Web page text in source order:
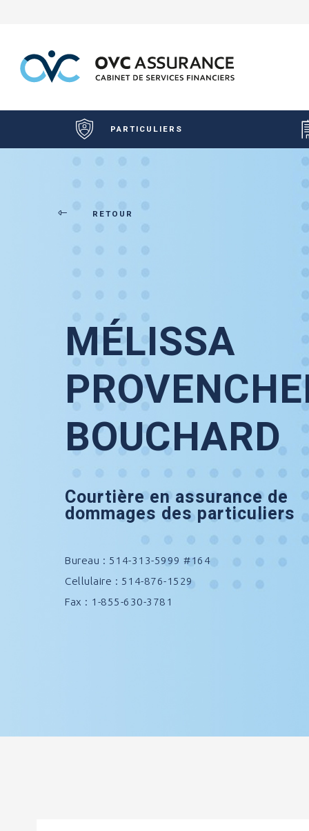
PARTICULIERS
RETOUR
MÉLISSA
BOUCHARD
Courtière en assurance de
dommages des particuliers
Bureau : 514-313-5999 #164
Cellulaire : 514-876-1529
Fax : 1-855-630-3781